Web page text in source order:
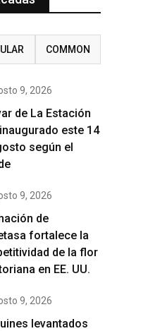
COMMON
9, 2026
de La Estación
este 14
según el
9, 2026
de
fortalece la
de la flor
en EE. UU.
9, 2026
levantados